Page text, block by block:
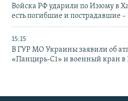
Войска РФ ударили по Изюму в
есть погибшие и пострадавшие –
15:15
В ГУР МО Украины заявили об
«Панцирь-С1» и военный кран